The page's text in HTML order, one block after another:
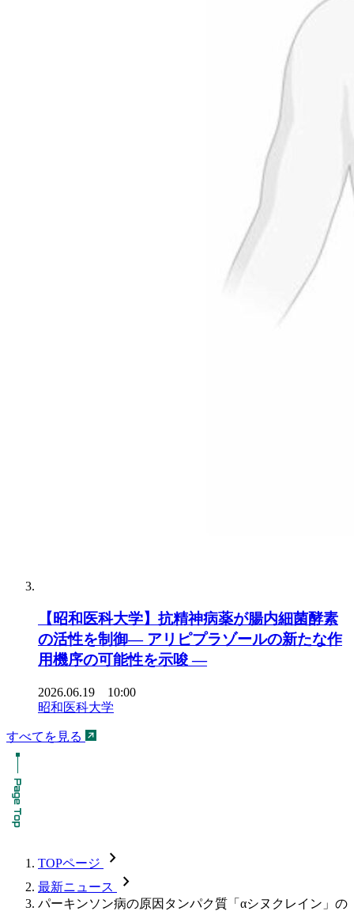
【昭和医科大学】抗精神病薬が腸内細菌酵素
の活性を制御― アリピプラゾールの新たな作
用機序の可能性を示唆 ―
2026.06.19 10:00
昭和医科大学
すべてを見る
TOPページ chevron_forward
最新ニュース chevron_forward
パーキンソン病の原因タンパク質「αシヌクレイン」の